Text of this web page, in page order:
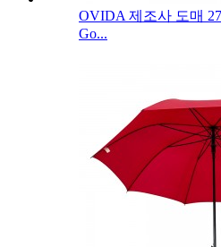
OVIDA 제조사 도매
Go...